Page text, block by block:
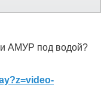
под водой?